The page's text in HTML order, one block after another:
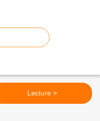
Lecture >